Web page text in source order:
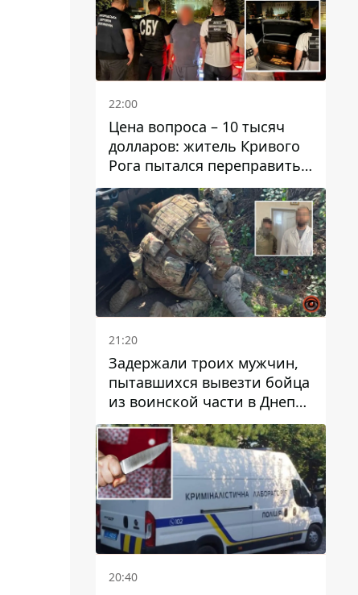
22:00
Цена вопроса – 10 тысяч
долларов: житель Кривого
Рога пытался переправить
мужчину в Словакию
21:20
Задержали троих мужчин,
пытавшихся вывезти бойца
из воинской части в Днепр
за 7 тысяч долларов: среди
них был врач
20:40